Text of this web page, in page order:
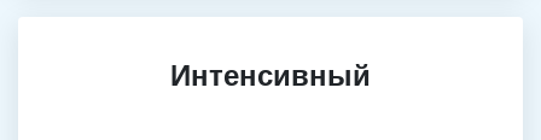
Интенсивный